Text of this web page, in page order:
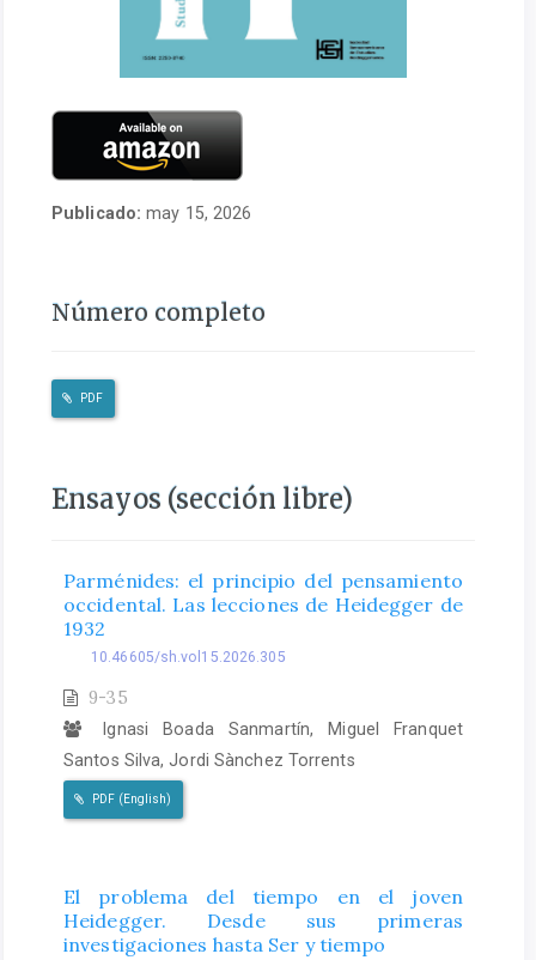
Publicado:may 15, 2026
Número completo
PDF
Ensayos (sección libre)
Parménides: el principio del pensamiento
occidental. Las lecciones de Heidegger de
1932
10.46605/sh.vol15.2026.305
9-35
Ignasi Boada Sanmartín, Miguel Franquet
Santos Silva, Jordi Sànchez Torrents
PDF (English)
El problema del tiempo en el joven
Heidegger. Desde sus primeras
investigaciones hasta Ser y tiempo